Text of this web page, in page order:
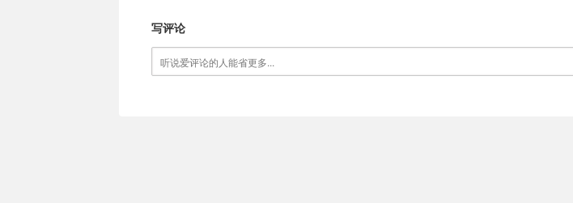
写评论